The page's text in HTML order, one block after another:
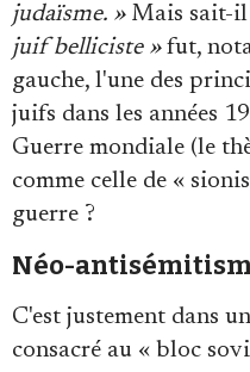
judaïsme. »Mais sait-il
juif belliciste »fut,
gauche, l'une des
juifs dans les années
Guerre mondiale (le
comme celle de «
guerre ?
Néo-
C'est justement dans
consacré au « bloc